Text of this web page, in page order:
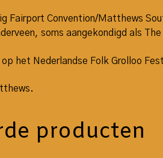
Fairport Convention/Matthews
soms aangekondigd als
op het Nederlandse Folk Grolloo
producten